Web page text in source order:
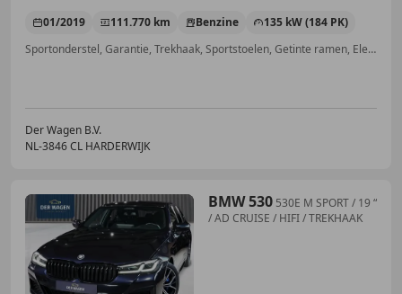
01/2019 111.770 km Benzine
135 kW (184 PK)
Sportonderstel, Garantie, Trekhaak, Sportstoelen, Getinte ramen, Elektrische achterklep, Inductieladen voor smartphones, Geheel digitaal combi-instrument
Der Wagen B.V.
NL-3846 CL HARDERWIJK
BMW 530 530E M SPORT / 19 “
/ AD CRUISE / HIFI / TREKHAAK